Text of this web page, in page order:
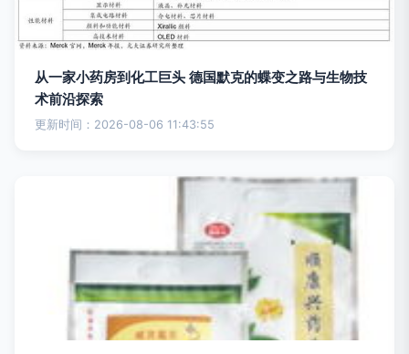
从一家小药房到化工巨头 德国默克的蝶变之路与生物技
术前沿探索
更新时间：2026-08-06 11:43:55